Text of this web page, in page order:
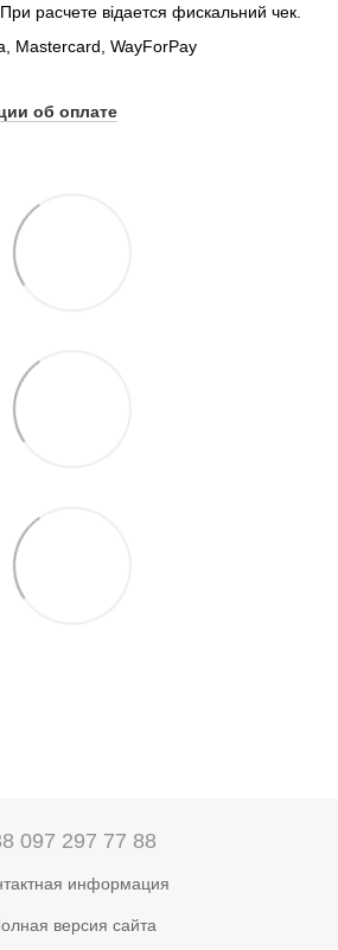
расчете відается фискальний чек.
Mastercard, WayForPay
об оплате
097 297 77 88
информация
версия сайта